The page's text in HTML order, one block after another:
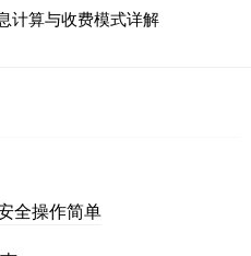
计算与收费模式详解
全操作简单